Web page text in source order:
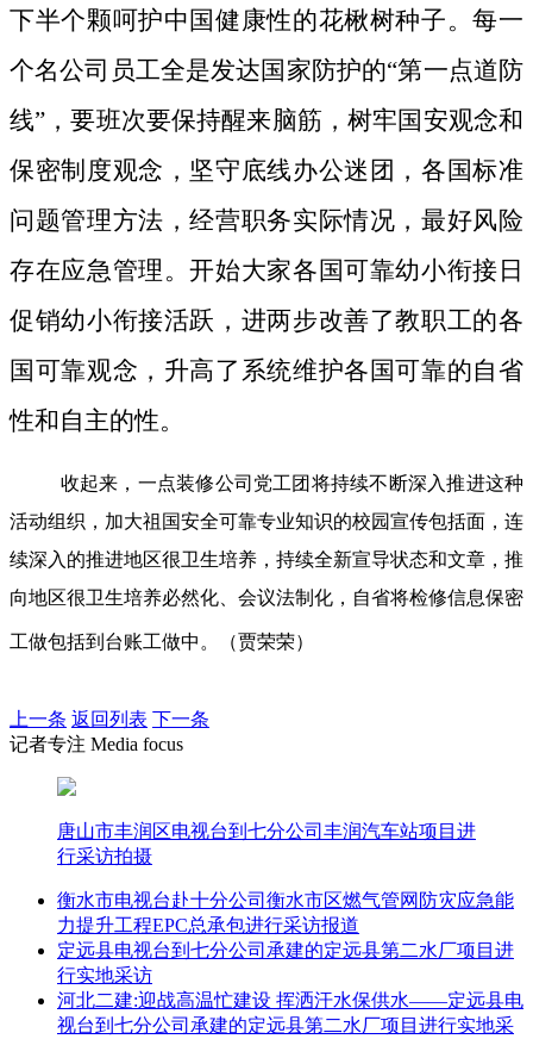
下半个颗呵护中国健康性的花楸树种子。每一
个名公司员工全是发达国家防护的“第一点道防
线”，要班次要保持醒来脑筋，树牢国安观念和
保密制度观念，坚守底线办公迷团，各国标准
问题管理方法，经营职务实际情况，最好风险
存在应急管理。开始大家各国可靠幼小衔接日
促销幼小衔接活跃，进两步改善了教职工的各
国可靠观念，升高了系统维护各国可靠的自省
性和自主的性。
收起来，一点装修公司党工团将持续不断深入推进这种
活动组织，加大祖国安全可靠专业知识的校园宣传包括面，连
续深入的推进地区很卫生培养，持续全新宣导状态和文章，推
向地区很卫生培养必然化、会议法制化，自省将检修信息保密
工做包括到台账工做中。（贾荣荣）
上一条 返回列表 下一条
记者专注 Media focus
唐山市丰润区电视台到七分公司丰润汽车站项目进
行采访拍摄
衡水市电视台赴十分公司衡水市区燃气管网防灾应急能
力提升工程EPC总承包进行采访报道
定远县电视台到七分公司承建的定远县第二水厂项目进
行实地采访
河北二建:迎战高温忙建设 挥洒汗水保供水——定远县电
视台到七分公司承建的定远县第二水厂项目进行实地采